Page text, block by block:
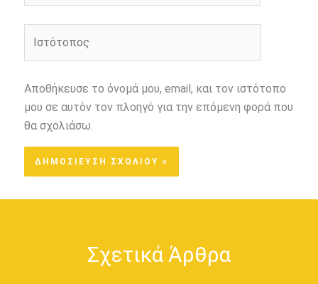
Αποθήκευσε το όνομά μου, email, και τον ιστότοπο
μου σε αυτόν τον πλοηγό για την επόμενη φορά που
θα σχολιάσω.
Σχετικά Άρθρα